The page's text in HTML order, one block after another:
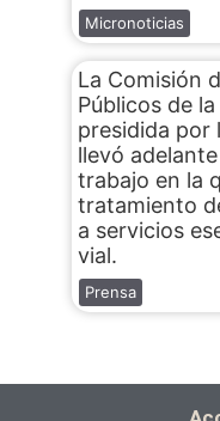
Micronoticias
La Comisión
Públicos de
presidida por
llevó
trabajo en la
tratamiento
a servicios
vial.
Prensa